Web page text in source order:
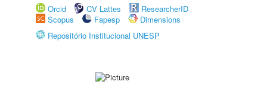
Orcid
CV Lattes
ResearcherID
Scopus
Fapesp
Dimensions
Repositório Institucional UNESP